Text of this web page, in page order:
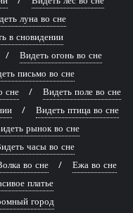
луна во сне
в сновидении
Видеть огонь во сне
письмо во сне
сне
Видеть поле во сне
Видеть птица во сне
рынок во сне
часы во сне
во сне
Ежа во сне
платье
город